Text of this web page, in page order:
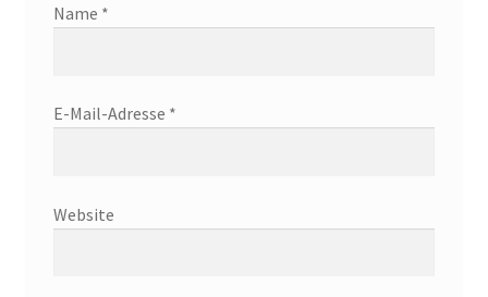
Name *
E-Mail-Adresse *
Website